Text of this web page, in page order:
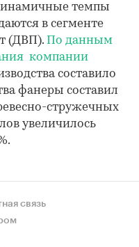
темпы
в сегменте
(ДВП). По данным
компании
составило
фанеры составил
стружечных
увеличилось
связь